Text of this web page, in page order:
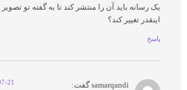
یک رسانه باید آن را منتشر کند تا به گفته تو تصویر
اینقدر تغییر کند؟
پاسخ
samarqandi گفت: 2007-